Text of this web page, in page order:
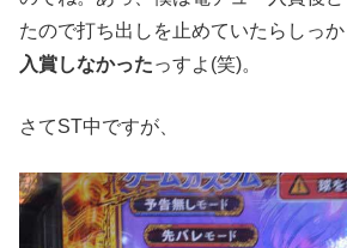
たので打ち出しを止めていたらしっか
入賞しなかったっすよ(笑)。
さてST中ですが、